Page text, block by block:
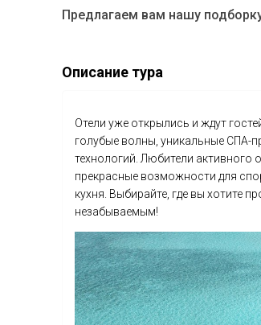
Предлагаем вам нашу
Описание тура
Отели уже открылись и ждут
голубые волны, уникальные СПА-
технологий. Любители активного
прекрасные возможности для
кухня. Выбирайте, где вы хотите
незабываемым!